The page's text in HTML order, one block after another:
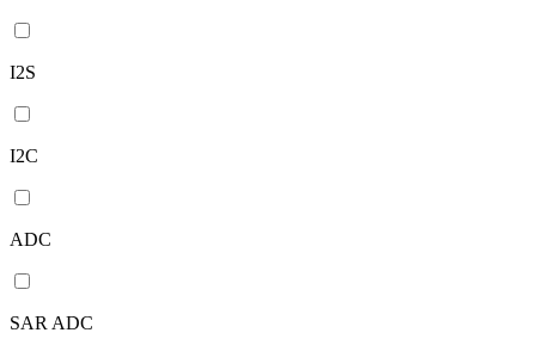
I2S
I2C
ADC
SAR ADC